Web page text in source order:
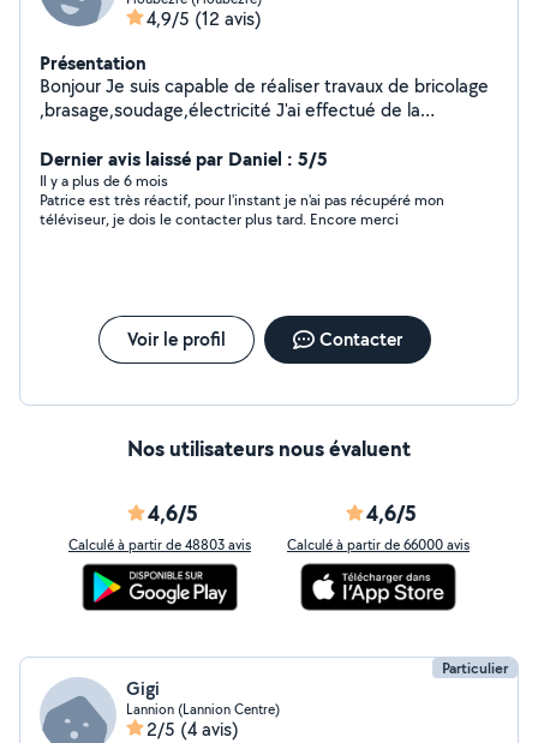
Nettoyage interne (poussière) et mise à jour du BIOS.
4,9/5 (12 avis)
Présentation
Bonjour Je suis capable de réaliser travaux de bricolage
,brasage,soudage,électricité J'ai effectué de la
plomb ayant une pratique professionnelle Je sais
également monter des meubles en kit et suis assez
disponible. À bientôt
Dernier avis laissé par Daniel : 5/5
Il y a plus de 6 mois
Patrice est très réactif, pour l'instant je n'ai pas récupéré mon
téléviseur, je dois le contacter plus tard. Encore merci
Voir le profil Contacter
Nos utilisateurs nous évaluent
4,6/5
Calculé à partir de 48803 avis
4,6/5
Calculé à partir de 66000 avis
Particulier
Gigi
Lannion (Lannion Centre)
2/5 (4 avis)